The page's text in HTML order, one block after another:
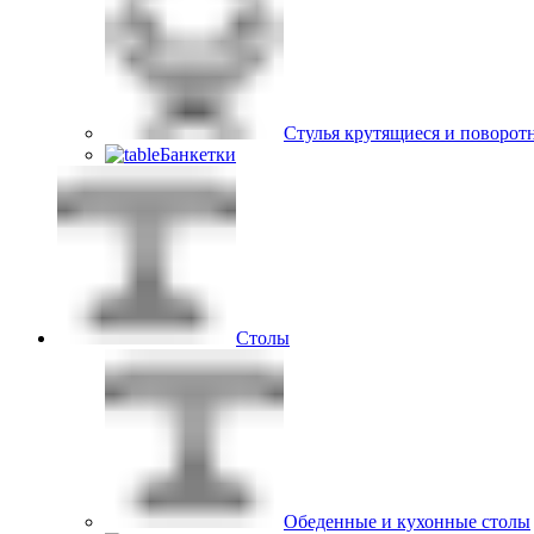
Стулья крутящиеся и
Банкетки
Столы
Обеденные и кухонные столы